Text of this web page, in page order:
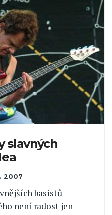
slavných
2007
basistů
není radost jen